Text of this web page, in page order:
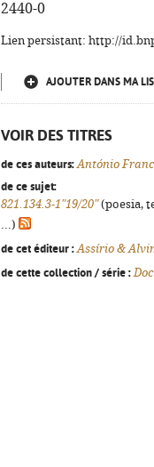
2440-0
Lien persistant: http://
AJOUTER DANS MA
VOIR DES TITRES
de ces auteurs: António
de ce sujet:
821.134.3-1"19/20"(poesia,
...)
de cet éditeur : Assírio &
de cette collection / série :